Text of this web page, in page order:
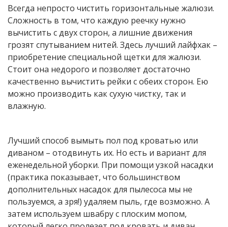
Всегда непросто чистить горизонтальные жалюзи.
Сложность в том, что каждую реечку нужно
вычистить с двух сторон, а лишние движения
грозят спутыванием нитей. Здесь лучший лайфхак –
приобретение специальной щетки для жалюзи.
Стоит она недорого и позволяет достаточно
качественно вычистить рейки с обеих сторон. Ею
можно производить как сухую чистку, так и
влажную.
Лучший способ вымыть пол под кроватью или
диваном – отодвинуть их. Но есть и вариант для
еженедельной уборки. При помощи узкой насадки
(практика показывает, что большинством
дополнительных насадок для пылесоса мы не
пользуемся, а зря!) удаляем пыль, где возможно. А
затем используем швабру с плоским мопом,